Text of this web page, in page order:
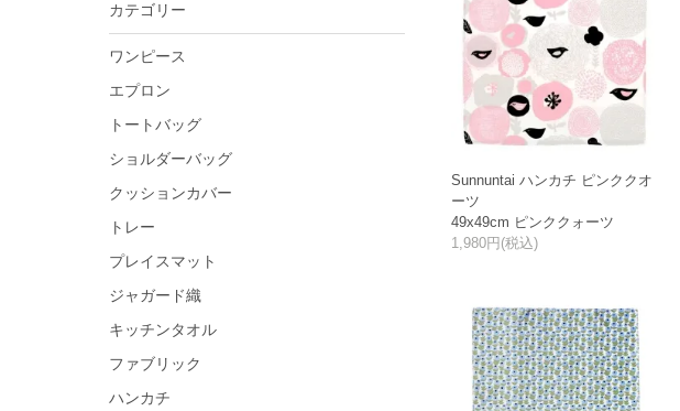
Sunnuntai ハンカチ ピンククオ
ーツ
49x49cm ピンククォーツ
1,980円(税込)
カテゴリー
ワンピース
エプロン
トートバッグ
ショルダーバッグ
クッションカバー
トレー
プレイスマット
ジャガード織
キッチンタオル
ファブリック
ハンカチ